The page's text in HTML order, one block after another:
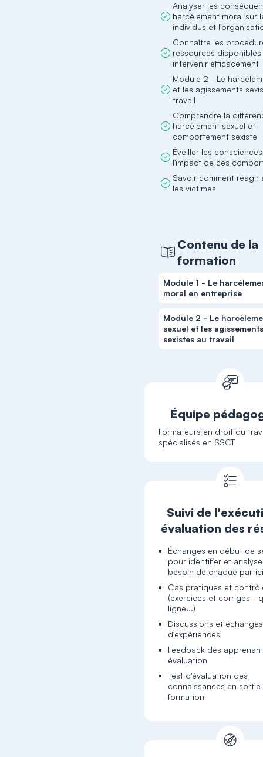
Analyser les
harcèlement moral sur
individus et
Connaître les
ressources
intervenir efficacement
Module 2 - Le
et les agissements
travail
Comprendre la
harcèlement sexuel et
comportement sexiste
Éveiller les
l'impact de ces
Savoir comment réagir
les victimes
Contenu de la
formation
Module 1 - Le
moral en entreprise
Module 2 - Le
sexuel et les
sexistes au travail
Équipe
Formateurs en droit du
spécialisés en SSCT
Suivi de
évaluation des
Échanges en début de
pour identifier et
besoin de chaque
Cas pratiques et
(exercices et corrigés -
ligne...)
Discussions et échanges
d'expériences
Feedback des
évaluation
Test d'évaluation des
connaissances en sortie
formation